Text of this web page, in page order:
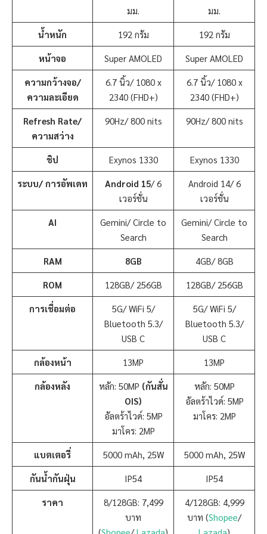
มม.
มม.
น้ำหนัก 192 กรัม 192 กรัม
หน้าจอ Super AMOLED Super AMOLED
ความกว้างจอ/
ความละเอียด
6.7 นิ้ว/ 1080 x
2340 (FHD+)
6.7 นิ้ว/ 1080 x
2340 (FHD+)
Refresh Rate/
ความสว่าง
90Hz/ 800 nits 90Hz/ 800 nits
ชิป Exynos 1330 Exynos 1330
ระบบ/ การอัพเดท Android 15/ 6
เวอร์ชั่น
Android 14/ 6
เวอร์ชั่น
AI
Gemini/ Circle to
Search
Gemini/ Circle to
Search
RAM 8GB 4GB/ 8GB
ROM 128GB/ 256GB 128GB/ 256GB
การเชื่อมต่อ
5G/ WiFi 5/
Bluetooth 5.3/
USB C
5G/ WiFi 5/
Bluetooth 5.3/
USB C
กล้องหน้า 13MP 13MP
กล้องหลัง หลัก: 50MP (กันสั่น
OIS)
อัลตร้าไวด์: 5MP
มาโคร: 2MP
หลัก: 50MP
อัลตร้าไวด์: 5MP
มาโคร: 2MP
แบตเตอรี่ 5000 mAh, 25W 5000 mAh, 25W
กันน้ำกันฝุ่น IP54 IP54
ราคา
8/128GB: 7,499
บาท
4/128GB: 4,999
บาท (Shopee/